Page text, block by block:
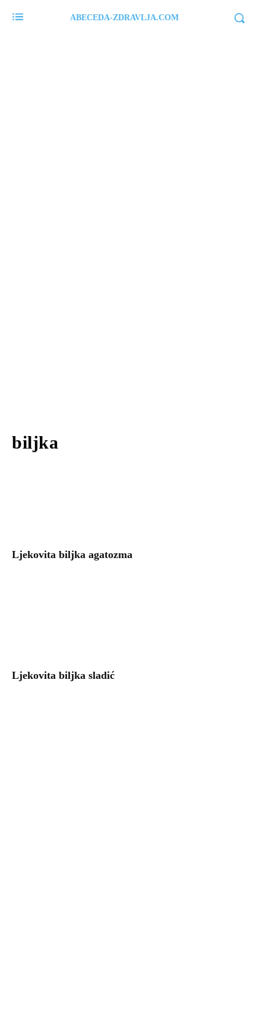
ABECEDA-ZDRAVLJA.COM
biljka
Ljekovita biljka agatozma
Ljekovita biljka sladić